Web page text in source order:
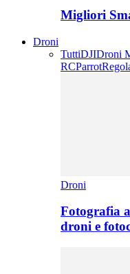
Migliori
Droni
TuttiDJIDroni
RCParrot
Droni
Fotografia
droni e